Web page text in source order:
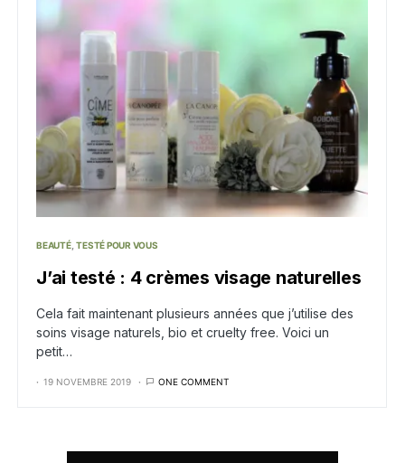
BEAUTÉ TESTÉ POUR VOUS
J’ai testé : 4 crèmes visage naturelles
Cela fait maintenant plusieurs années que j’utilise des
soins visage naturels, bio et cruelty free. Voici un
petit…
19 NOVEMBRE 2019 ONE COMMENT